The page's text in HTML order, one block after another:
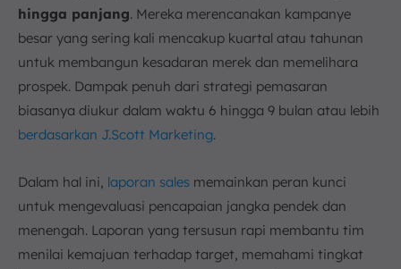
hingga panjang. Mereka merencanakan kampanye
besar yang sering kali mencakup kuartal atau tahunan
untuk membangun kesadaran merek dan memelihara
prospek. Dampak penuh dari strategi pemasaran
biasanya diukur dalam waktu 6 hingga 9 bulan atau lebih
berdasarkan J.Scott Marketing.
Dalam hal ini, laporan sales memainkan peran kunci
untuk mengevaluasi pencapaian jangka pendek dan
menengah. Laporan yang tersusun rapi membantu tim
menilai kemajuan terhadap target, memahami tingkat